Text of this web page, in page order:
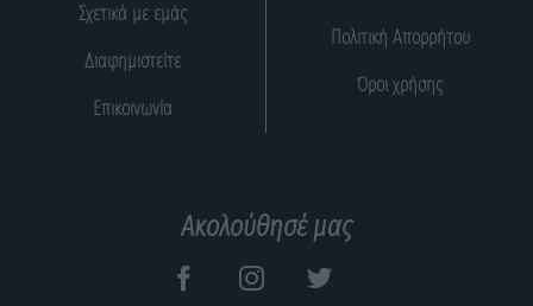
Σχετικά με εμάς
Διαφημιστείτε
Επικοινωνία
Πολιτική Απορρήτου
Όροι χρήσης
Ακολούθησέ μας